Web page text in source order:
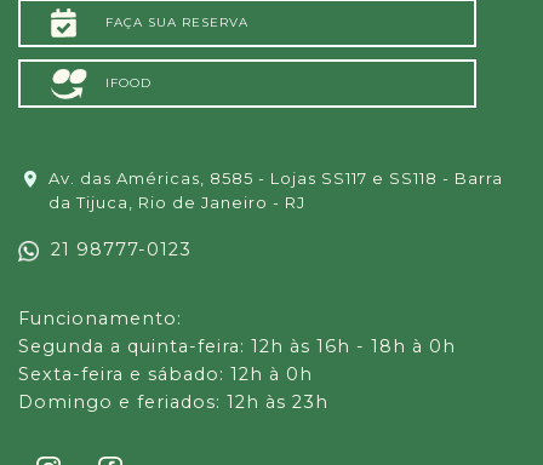
FAÇA SUA RESERVA
IFOOD
Av. das Américas, 8585 - Lojas SS117 e SS118 - Barra
da Tijuca, Rio de Janeiro - RJ
21 98777-0123
Funcionamento:
Segunda a quinta-feira: 12h às 16h - 18h à 0h
Sexta-feira e sábado: 12h à 0h
Domingo e feriados: 12h às 23h